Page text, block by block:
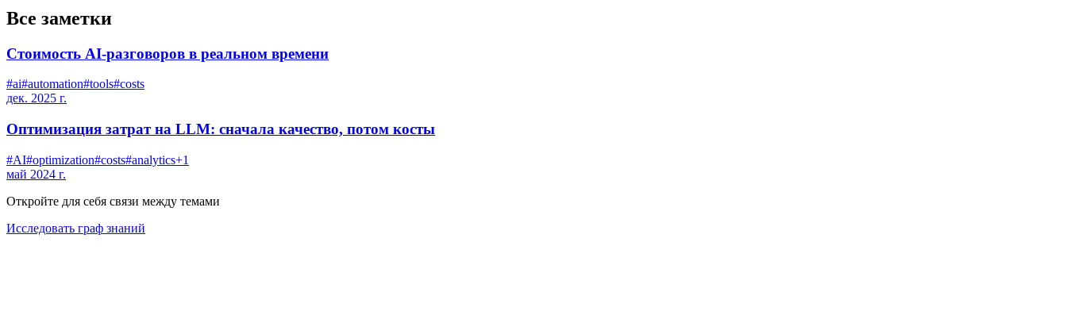
Все заметки
Стоимость AI-разговоров в реальном времени
#ai#automation#tools#costs
дек. 2025 г.
Оптимизация затрат на LLM: сначала качество, потом косты
#AI#optimization#costs#analytics+1
май 2024 г.
Откройте для себя связи между темами
Исследовать граф знаний